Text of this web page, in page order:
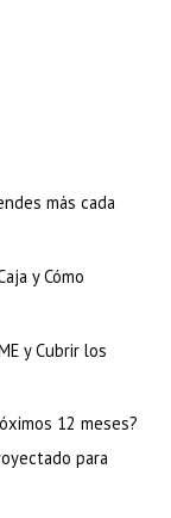
más cada
y Cómo
y Cubrir los
12 meses?
para